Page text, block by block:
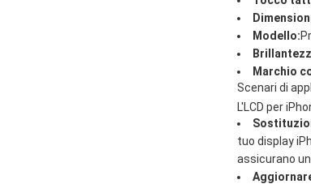
Modello:
Marchio
Scenari di
L'LCD per
tuo display
assicurano